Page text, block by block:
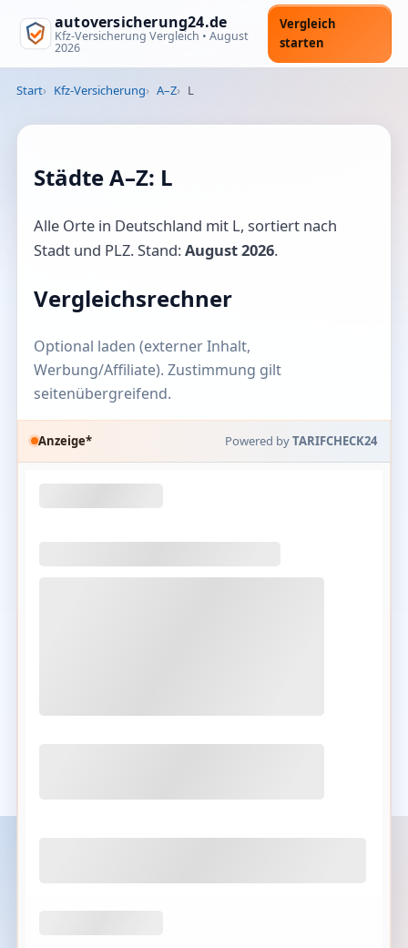
autoversicherung24.de
Kfz-Versicherung Vergleich • August
2026
Vergleich
starten
Start Kfz-Versicherung A–Z L
Städte A–Z: L
Alle Orte in Deutschland mit L, sortiert nach
Stadt und PLZ. Stand:August 2026.
Vergleichsrechner
Optional laden (externer Inhalt,
Werbung/Affiliate). Zustimmung gilt
seitenübergreifend.
Anzeige* Powered byTARIFCHECK24